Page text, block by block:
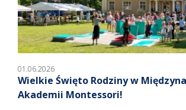
01.06.2026
Wielkie Święto Rodziny w
Akademii Montessori!